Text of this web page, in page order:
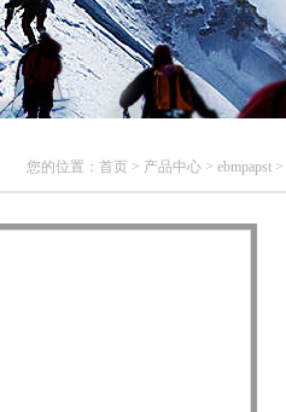
您的位置： 首页 > 产品中心 > ebmpapst >